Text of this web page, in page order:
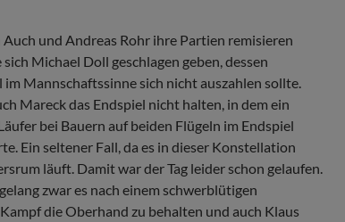
Auch und Andreas Rohr ihre Partien remisieren
Michael Doll geschlagen geben, dessen
im Mannschaftssinne sich nicht auszahlen sollte.
Mareck das Endspiel nicht halten, in dem ein
bei Bauern auf beiden Flügeln im Endspiel
Ein seltener Fall, da es in dieser Konstellation
läuft. Damit war der Tag leider schon gelaufen.
zwar es nach einem schwerblütigen
die Oberhand zu behalten und auch Klaus